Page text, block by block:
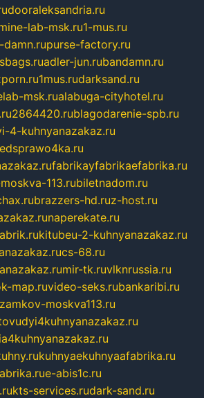
dooraleksandria.ru
lab-msk.ru1-mus.ru
damn.rupurse-factory.ru
adler-jun.rubandamn.ru
1mus.rudarksand.ru
msk.rualabuga-cityhotel.ru
2864420.rublagodarenie-spb.ru
4-kuhnyanazakaz.ru
fabrikayfabrikaefabrika.ru
113.rubiletnadom.ru
brazzers-hd.ruz-host.ru
naperekate.ru
kitubeu-2-kuhnyanazakaz.ru
cs-68.ru
mir-tk.ruvlknrussia.ru
map.ruvideo-seks.rubankaribi.ru
moskva113.ru
kuhnyaekuhnyaafabrika.ru
e-abis1c.ru
kts-services.rudark-sand.ru